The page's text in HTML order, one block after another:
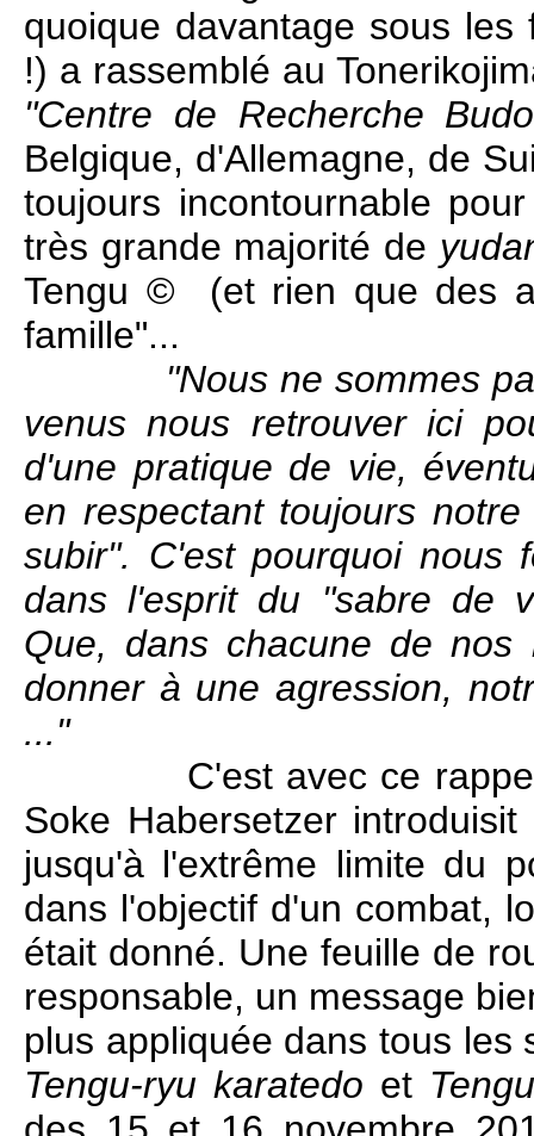
quoique davantage sous
!) a rassemblé au
"Centre de Recherche
Belgique, d'Allemagne, de
toujours incontournable
très grande majorité de
Tengu ©
(et rien que des
famille"...
"Nous ne sommes
venus nous retrouver ici
d'une pratique de vie,
en respectant toujours
subir". C'est pourquoi nous
dans l'esprit du "sabre de
Que, dans chacune de
donner à une agression,
..."
C'est avec ce
Soke Habersetzer
jusqu'à l'extrême limite du
dans l'objectif d'un combat,
était donné. Une feuille de
responsable, un message
plus appliquée dans tous les
Tengu-ryu karatedo et